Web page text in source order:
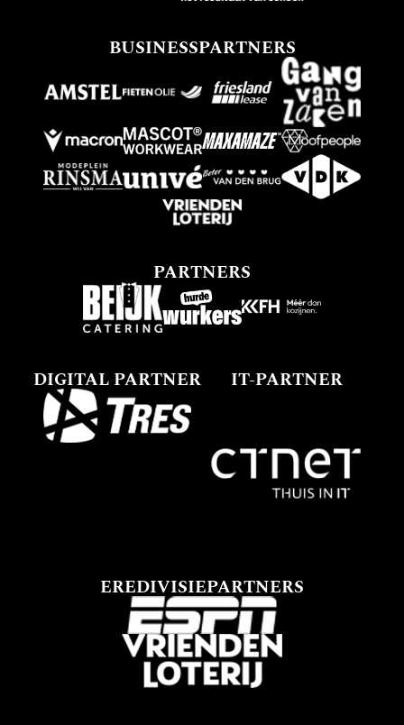
BUSINESSPARTNERS
PARTNERS
DIGITAL PARTNER IT-PARTNER
EREDIVISIEPARTNERS